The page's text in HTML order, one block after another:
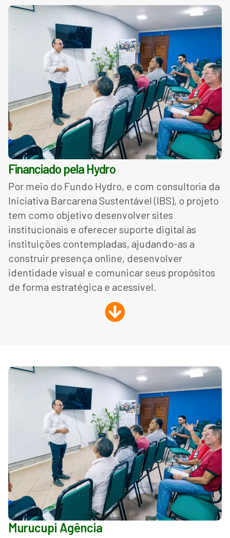
Financiado pela Hydro
Por meio do Fundo Hydro, e com consultoria da
Iniciativa Barcarena Sustentável (IBS), o projeto
tem como objetivo desenvolver sites
institucionais e oferecer suporte digital às
instituições contempladas, ajudando-as a
construir presença online, desenvolver
identidade visual e comunicar seus propósitos
de forma estratégica e acessível.
Murucupi Agência